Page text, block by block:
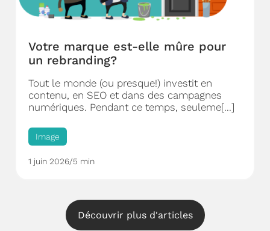
Votre marque est-elle mûre pour
un rebranding?
Tout le monde (ou presque!) investit en
contenu, en SEO et dans des campagnes
numériques. Pendant ce temps, seuleme[...]
Image
1 juin 2026/5 min
Découvrir plus d'articles